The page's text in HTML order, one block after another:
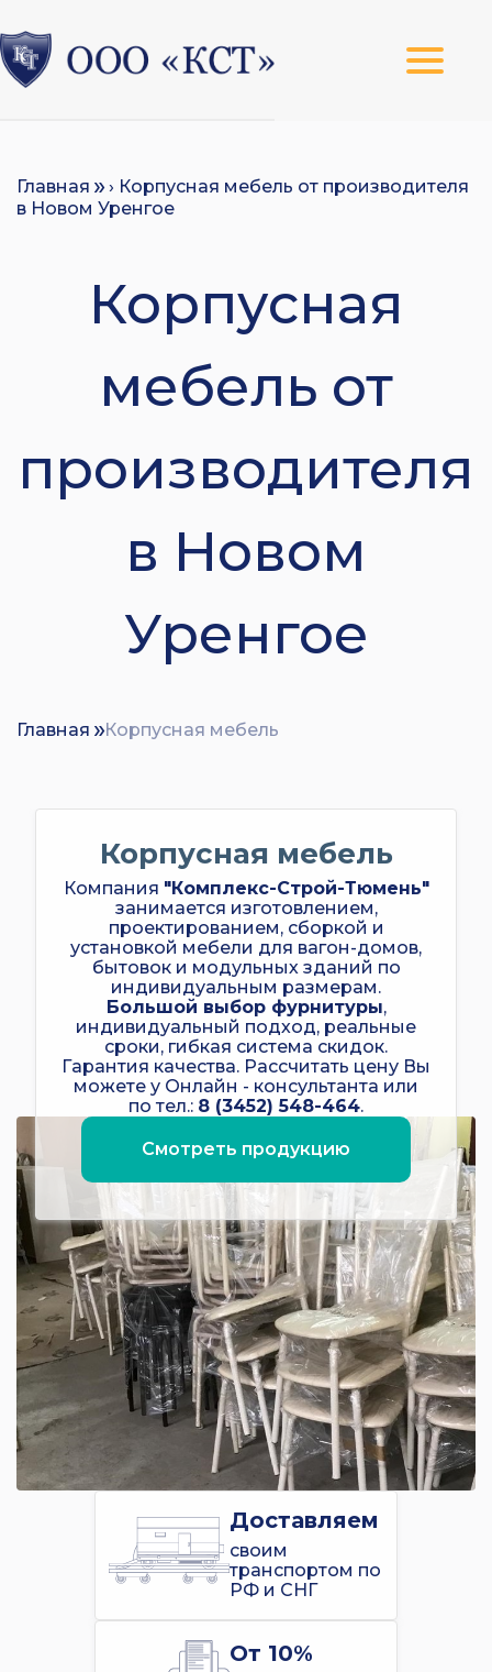
Главная
› Корпусная мебель от производителя
в Новом Уренгое
Корпусная
мебель от
производителя
в Новом
Уренгое
Главная Корпусная мебель
Корпусная мебель
Компания "Комплекс-Строй-Тюмень"
занимается изготовлением,
проектированием, сборкой и
установкой мебели для вагон-домов,
бытовок и модульных зданий по
индивидуальным размерам.
Большой выбор фурнитуры,
индивидуальный подход, реальные
сроки, гибкая система скидок.
Гарантия качества. Рассчитать цену Вы
можете у Онлайн - консультанта или
по тел.: 8 (3452) 548-464.
Смотреть продукцию
Доставляем
своим
транспортом по
РФ и СНГ
От 10%